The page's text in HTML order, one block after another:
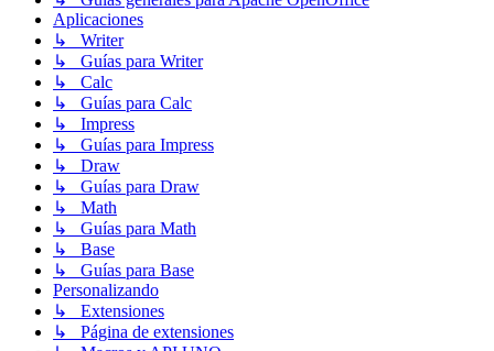
Aplicaciones
↳ Writer
↳ Guías para Writer
↳ Calc
↳ Guías para Calc
↳ Impress
↳ Guías para Impress
↳ Draw
↳ Guías para Draw
↳ Math
↳ Guías para Math
↳ Base
↳ Guías para Base
Personalizando
↳ Extensiones
↳ Página de extensiones